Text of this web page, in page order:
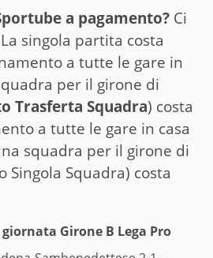
a pagamento? Ci
singola partita costa
a tutte le gare in
per il girone di
Trasferta Squadra) costa
a tutte le gare in casa
squadra per il girone di
Singola Squadra) costa
Girone B Lega Pro